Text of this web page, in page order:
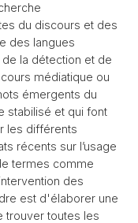
du discours et des
des langues
la détection et de
médiatique ou
émergents du
stabilisé et qui font
les différents
récents sur l’usage
termes comme
des
est d'élaborer une
trouver toutes les